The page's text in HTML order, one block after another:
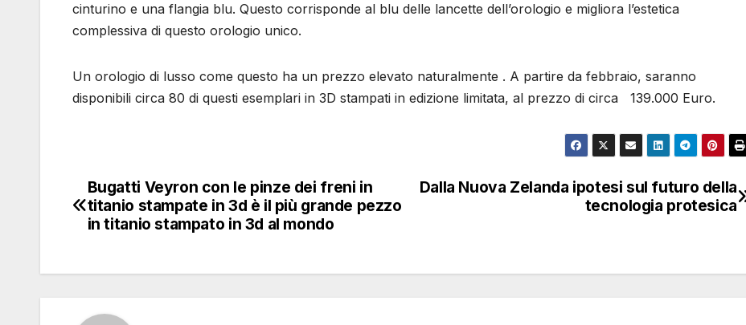
cinturino e una flangia blu. Questo corrisponde al blu delle lancette dell’orologio e migliora l’estetica
complessiva di questo orologio unico.
Un orologio di lusso come questo ha un prezzo elevato naturalmente . A partire da febbraio, saranno
disponibili circa 80 di questi esemplari in 3D stampati in edizione limitata, al prezzo di circa 139.000 Euro.
Navigazione
articoli
Dalla Nuova Zelanda ipotesi sul futuro della
tecnologia protesica
Bugatti Veyron con le pinze dei freni in
titanio stampate in 3d è il più grande pezzo
in titanio stampato in 3d al mondo